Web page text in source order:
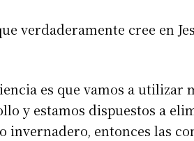
verdaderamente cree en
es que vamos a utilizar
y estamos dispuestos a
invernadero, entonces las